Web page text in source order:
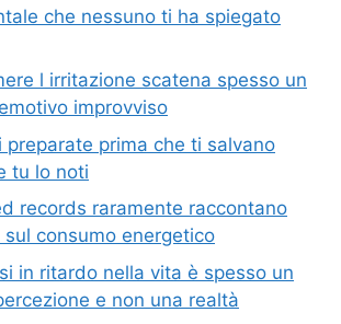
che nessuno ti ha spiegato
l irritazione scatena spesso un
improvviso
preparate prima che ti salvano
tu lo noti
records raramente raccontano
consumo energetico
in ritardo nella vita è spesso un
e non una realtà